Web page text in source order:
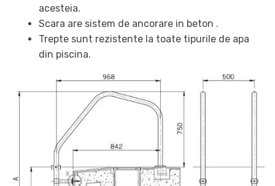
acesteia.
Scara are sistem de ancorare in beton .
Trepte sunt rezistente la toate tipurile de apa
din piscina.